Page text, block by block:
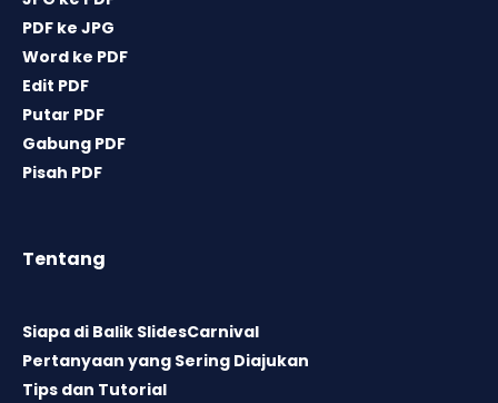
PDF ke JPG
Word ke PDF
Edit PDF
Putar PDF
Gabung PDF
Pisah PDF
Tentang
Siapa di Balik SlidesCarnival
Pertanyaan yang Sering Diajukan
Tips dan Tutorial